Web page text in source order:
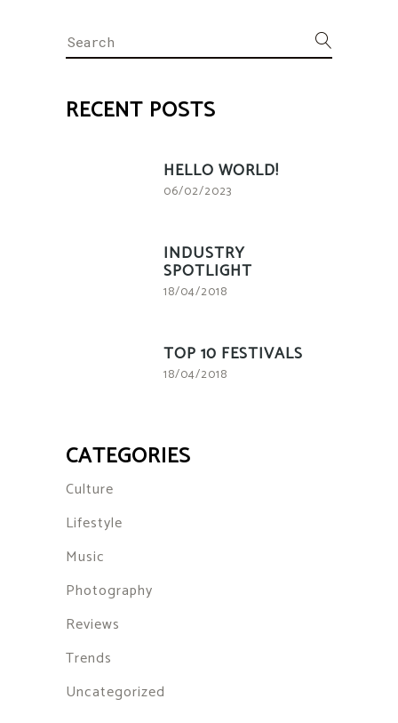
Search
for:
RECENT POSTS
HELLO WORLD!
06/02/2023
INDUSTRY
SPOTLIGHT
18/04/2018
TOP 10 FESTIVALS
18/04/2018
CATEGORIES
Culture
Lifestyle
Music
Photography
Reviews
Trends
Uncategorized